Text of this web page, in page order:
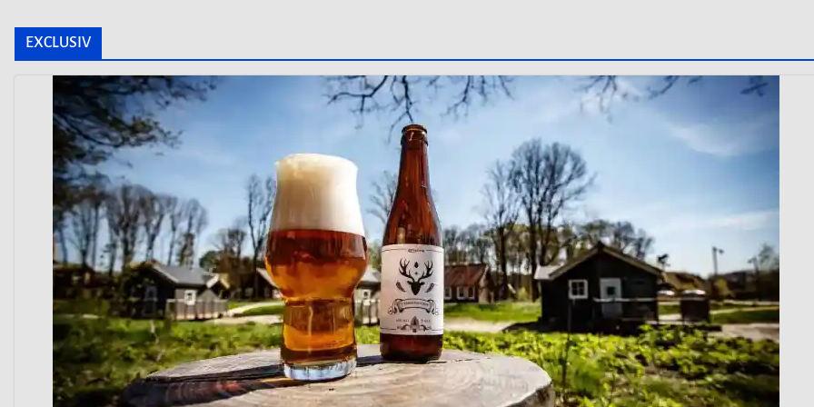
EXCLUSIV